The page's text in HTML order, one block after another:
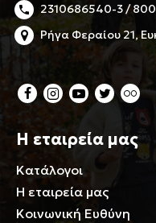
2310686540-3 / 800
Ρήγα Φεραίου 21,
Η εταιρεία μας
Κατάλογοι
Η εταιρεία μας
Κοινωνική Ευθύνη